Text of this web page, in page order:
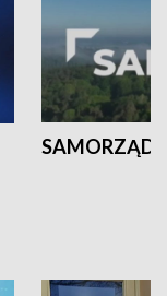
SAMORZĄD